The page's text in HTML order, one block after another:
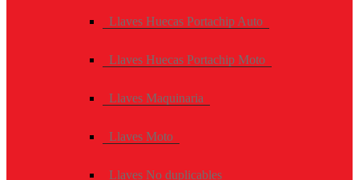
Llaves Huecas Portachip Auto
Llaves Huecas Portachip Moto
Llaves Maquinaria
Llaves Moto
Llaves No duplicables